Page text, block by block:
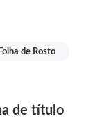
Folha de Rosto
de título